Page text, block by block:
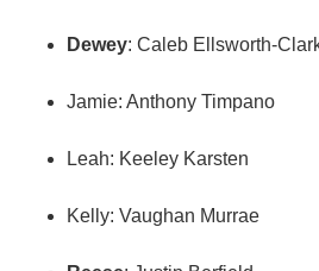
Dewey: Caleb Ellsworth-
Jamie: Anthony Timpano
Leah: Keeley Karsten
Kelly: Vaughan Murrae